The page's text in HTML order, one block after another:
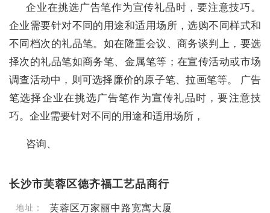
企业在挑选广告笔作为宣传礼品时，要注意技巧。
企业需要针对不同的用途和适用场所，选购不同样式和
不同档次的礼品笔。如在隆重会议、商务谈判上，要选
择次的礼品笔如商务笔、金属笔等；在宣传活动或市场
调查活动中，则可选择廉价的原子笔、拉画笔等。 广告
笔选择企业在挑选广告笔作为宣传礼品时，要注意技
巧。企业需要针对不同的用途和适用场所，
咨询、
长沙市芙蓉区德齐福工艺品商行
地址： 芙蓉区万家丽中路宽寓大厦